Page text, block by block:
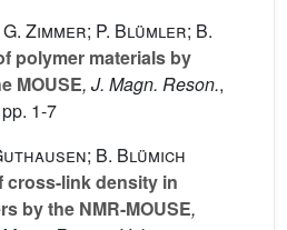
Zimmer; P. Blümler; B.
polymer materials by
MOUSE, J. Magn. Reson.,
1-7
B. Blümich
cross-link density in
by the NMR-MOUSE,